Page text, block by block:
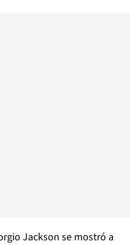
Jackson se mostró a